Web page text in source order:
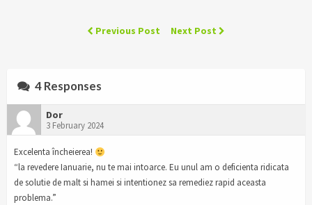
Previous Post Next Post
4 Responses
Dor
3 February 2024
Excelenta încheierea!
“la revedere Ianuarie, nu te mai intoarce. Eu unul am o deficienta ridicata
de solutie de malt si hamei si intentionez sa remediez rapid aceasta
problema.”